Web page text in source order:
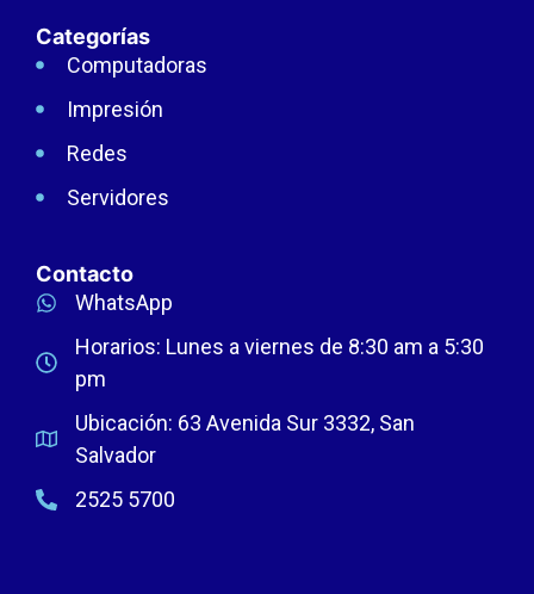
Categorías
Computadoras
Impresión
Redes
Servidores
Contacto
WhatsApp
Horarios: Lunes a viernes de 8:30 am a 5:30
pm
Ubicación: 63 Avenida Sur 3332, San
Salvador
2525 5700